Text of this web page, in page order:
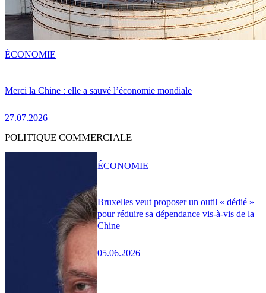
Merci la Chine : elle a sauvé l’économie mondiale
27.07.2026
ÉCONOMIE
POLITIQUE COMMERCIALE
Bruxelles veut proposer un outil « dédié »
pour réduire sa dépendance vis-à-vis de la
Chine
05.06.2026
ÉCONOMIE